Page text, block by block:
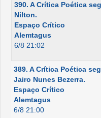
390. A Crítica Poética
Nilton.
Espaço Crítico
Alemtagus
6/8 21:02
389. A Crítica Poética
Jairo Nunes Bezerra.
Espaço Crítico
Alemtagus
6/8 21:00